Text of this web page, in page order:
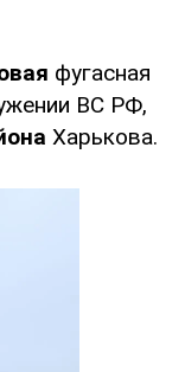
фугасная
ВС РФ,
Харькова.